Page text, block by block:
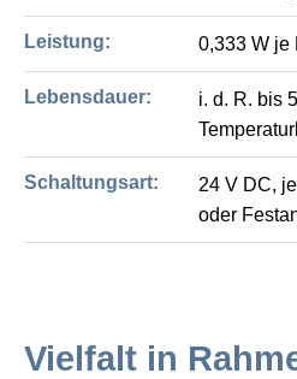
Leistung: 0,333 W je
Lebensdauer:
i. d. R. bis
Schaltungsart:
24 V DC,
oder
Vielfalt in